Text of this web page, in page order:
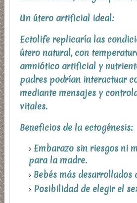
Un útero artificial ideal:
Ectolife replicaría las
útero natural, con
amniótico artificial y
padres podrían interactuar
mediante mensajes y
vitales.
Beneficios de la ectogénesis:
Embarazo sin riesgos ni
para la madre.
Bebés más desarrollados
Posibilidad de elegir el